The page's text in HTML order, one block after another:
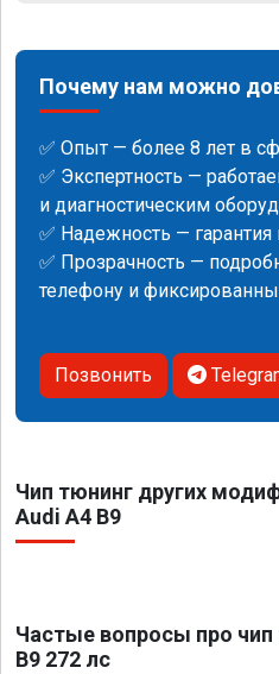
Почему нам можно
✅ Опыт — более 8 лет в
✅ Экспертность —
и диагностическим
✅ Надежность —
✅ Прозрачность —
телефону и
Позвонить
Чип тюнинг других
Audi A4 B9
Частые вопросы про чип
B9 272 лс